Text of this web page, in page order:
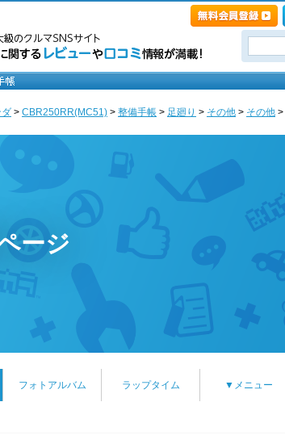
> CBR250RR(MC51) > 整備手帳 > 足廻り > その他 > その他 >
ージ
フォトアルバム ラップタイム ▼メニュー